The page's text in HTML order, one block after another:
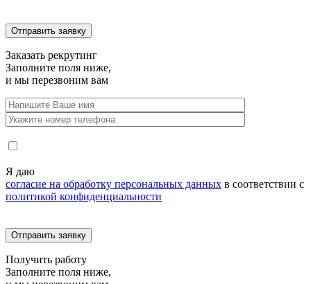
Заказать рекрутинг
Заполните поля ниже,
и мы перезвоним вам
Я даю
согласие на обработку персональных данных в соответствии с
политикой конфиденциальности
Получить работу
Заполните поля ниже,